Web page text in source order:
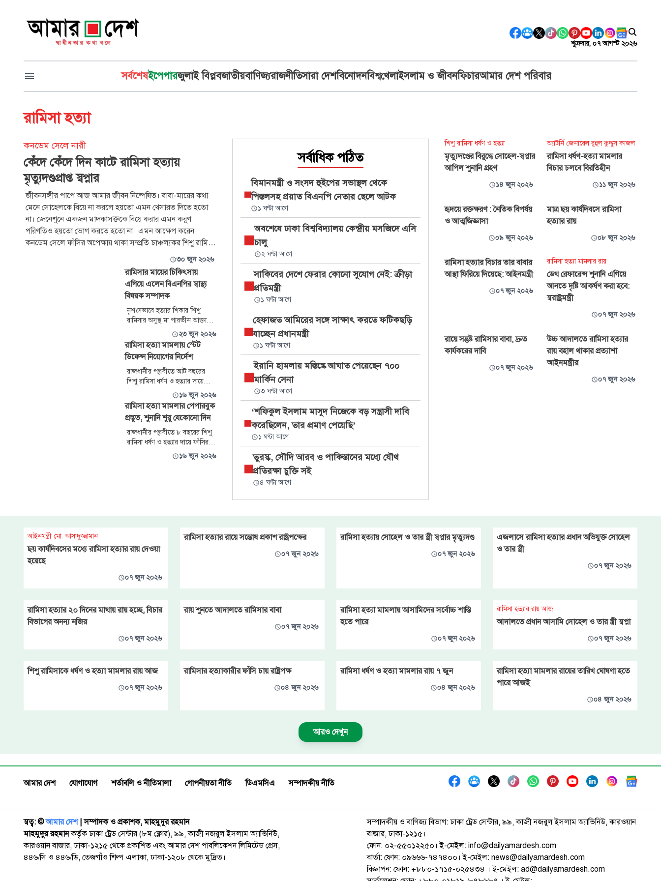
শুক্রবার, ০৭ আগস্ট ২০২৬
সর্বশেষইপেপারজুলাই বিপ্লবজাতীয়বাণিজ্যরাজনীতিসারা দেশবিনোদনবিশ্বখেলাইসলাম ও জীবনফিচারআমার দেশ পরিবার
রামিসা হত্যা
কনডেম সেলে নারী
কেঁদে কেঁদে দিন কাটে রামিসা হত্যায়
মৃত্যুদণ্ডপ্রাপ্ত স্বপ্নার
জীবনসঙ্গীর পাপে আজ আমার জীবন নিষ্পেষিত। বাবা-মায়ের কথা
মেনে সোহেলকে বিয়ে না করলে হয়তো এমন খেসারত দিতে হতো
না। জেনেশুনে একজন মাদকাসক্তকে বিয়ে করার এমন করুণ
পরিণতিও হয়তো ভোগ করতে হতো না। এমন আক্ষেপ করেন
কনডেম সেলে ফাঁসির অপেক্ষায় থাকা সম্প্রতি চাঞ্চল্যকর শিশু রামিসা
৩০ জুন ২০২৬
রামিসার মায়ের চিকিৎসায়
এগিয়ে এলেন বিএনপির স্বাস্থ্য
বিষয়ক সম্পাদক
নৃশংসভাবে হত্যার শিকার শিশু
রামিসার অসুস্থ মা‌ পারভীন আক্তারের
চিকিৎসায় পা‌শে দাঁ‌ড়ি‌য়ে‌ছেন
বিএনপির স্বাস্থ্য‌ বিষয়ক সম্পাদক
অধ্যাপক ডা. রফিকুল ইসলাম।
মঙ্গলবার সকালে রামিসার মা
পারভীন‌কে রাজধানীর একটি
বিশেষায়িত মাল্টিডিসিপ্লিনারি
২৩ জুন ২০২৬
রামিসা হত্যা মামলায় স্টেট
ডিফেন্স নিয়োগের নির্দেশ
রাজধানীর পল্লবীতে আট বছরের
শিশু রামিসা ধর্ষণ ও হত্যার দায়ে
ফাঁসির দণ্ডপ্রাপ্ত আসামি সোহেল রানা
ও স্বপ্না আক্তারের পক্ষে শুনানির জন্য
স্টেট ডিফেন্স নিয়োগের নির্দেশ
দিয়েছে হাইকোর্ট।
১৬ জুন ২০২৬
রামিসা হত্যা মামলার পেপারবুক
প্রস্তুত, শুনানি শুরু যেকোনো দিন
রাজধানীর পল্লবীতে ৮ বছরের শিশু
রামিসা ধর্ষণ ও হত্যার দায়ে ফাঁসির
দণ্ডপ্রাপ্ত আসামি সোহেল রানা ও স্বপ্না
খাতুনের মৃত্যুদণ্ড অনুমোদন ও
১৬ জুন ২০২৬
সর্বাধিক পঠিত
বিমানমন্ত্রী ও সংসদ হুইপের সভাস্থল থেকে
পিস্তলসহ প্রয়াত বিএনপি নেতার ছেলে আটক
১ ঘণ্টা আগে
অবশেষে ঢাকা বিশ্ববিদ্যালয় কেন্দ্রীয় মসজিদে এসি
চালু
২ ঘণ্টা আগে
সাকিবের দেশে ফেরার কোনো সুযোগ নেই: ক্রীড়া
প্রতিমন্ত্রী
১ ঘণ্টা আগে
হেফাজত আমিরের সঙ্গে সাক্ষাৎ করতে ফটিকছড়ি
যাচ্ছেন প্রধানমন্ত্রী
১ ঘণ্টা আগে
ইরানি হামলায় মস্তিষ্কে আঘাত পেয়েছেন ৭০০
মার্কিন সেনা
৩ ঘণ্টা আগে
‘শফিকুল ইসলাম মাসুদ নিজেকে বড় সন্ত্রাসী দাবি
করেছিলেন, তার প্রমাণ পেয়েছি’
১ ঘণ্টা আগে
তুরস্ক, সৌদি আরব ও পাকিস্তানের মধ্যে যৌথ
প্রতিরক্ষা চুক্তি সই
৪ ঘণ্টা আগে
শিশু রামিসা ধর্ষণ ও হত্যা
মৃত্যুদণ্ডের বিরুদ্ধে সোহেল-স্বপ্নার
আপিল শুনানি গ্রহণ
১৪ জুন ২০২৬
অ্যাটর্নি জেনারেল রুহুল কুদ্দুস কাজল
রামিসা ধর্ষণ-হত্যা মামলার
বিচার চলবে বিরতিহীন
১১ জুন ২০২৬
হৃদয়ে রক্তক্ষরণ : নৈতিক বিপর্যয়
ও আত্মজিজ্ঞাসা
০৯ জুন ২০২৬
মাত্র ছয় কার্যদিবসে রামিসা
হত্যার রায়
০৮ জুন ২০২৬
রামিসা হত্যার বিচার তার বাবার
আস্থা ফিরিয়ে দিয়েছে: আইনমন্ত্রী
০৭ জুন ২০২৬
রামিসা হত্যা মামলার রায়
ডেথ রেফারেন্স শুনানি এগিয়ে
আনতে দৃষ্টি আকর্ষণ করা হবে:
স্বরাষ্ট্রমন্ত্রী
০৭ জুন ২০২৬
রায়ে সন্তুষ্ট রামিসার বাবা, দ্রুত
কার্যকরের দাবি
০৭ জুন ২০২৬
উচ্চ আদালতে রামিসা হত্যার
রায় বহাল থাকার প্রত্যাশা
আইনমন্ত্রীর
০৭ জুন ২০২৬
আইনমন্ত্রী মো. আসাদুজ্জামান
ছয় কার্যদিবসের মধ্যে রামিসা হত্যার রায় দেওয়া
হয়েছে
০৭ জুন ২০২৬
রামিসা হত্যার রায়ে সন্তোষ প্রকাশ রাষ্ট্রপক্ষের
০৭ জুন ২০২৬
রামিসা হত্যায় সোহেল ও তার স্ত্রী স্বপ্নার মৃত্যুদণ্ড
০৭ জুন ২০২৬
এজলাসে রামিসা হত্যার প্রধান অভিযুক্ত সোহেল
ও তার স্ত্রী
০৭ জুন ২০২৬
রামিসা হত্যার ২০ দিনের মাথায় রায় হচ্ছে, বিচার
বিভাগের অনন্য নজির
০৭ জুন ২০২৬
রায় শুনতে আদালতে রামিসার বাবা
০৭ জুন ২০২৬
রামিসা হত্যা মামলায় আসামিদের সর্বোচ্চ শাস্তি
হতে পারে
০৭ জুন ২০২৬
রামিসা হত্যার রায় আজ
আদালতে প্রধান আসামি সোহেল ও তার স্ত্রী স্বপ্না
০৭ জুন ২০২৬
শিশু রামিসাকে ধর্ষণ ও হত্যা মামলার রায় আজ
০৭ জুন ২০২৬
রামিসার হত্যাকারীর ফাঁসি চায় রাষ্ট্রপক্ষ
০৪ জুন ২০২৬
রামিসা ধর্ষণ ও হত্যা মামলার রায় ৭ জুন
০৪ জুন ২০২৬
রামিসা হত্যা মামলার রায়ের তারিখ ঘোষণা হতে
পারে আজই
০৪ জুন ২০২৬
আরও দেখুন
আমার দেশ যোগাযোগ শর্তাবলি ও নীতিমালা গোপনীয়তা নীতি ডিএমসিএ সম্পাদকীয় নীতি
স্বত্ব: ©️আমার দেশ| সম্পাদক ও প্রকাশক, মাহমুদুর রহমান
মাহমুদুর রহমানকর্তৃক ঢাকা ট্রেড সেন্টার (৮ম ফ্লোর), ৯৯, কাজী নজরুল ইসলাম অ্যাভিনিউ,
কারওয়ান বাজার, ঢাকা-১২১৫ থেকে প্রকাশিত এবং আমার দেশ পাবলিকেশন লিমিটেড প্রেস,
৪৪৬/সি ও ৪৪৬/ডি, তেজগাঁও শিল্প এলাকা, ঢাকা-১২০৮ থেকে মুদ্রিত।
সম্পাদকীয় ও বাণিজ্য বিভাগ: ঢাকা ট্রেড সেন্টার, ৯৯, কাজী নজরুল ইসলাম অ্যাভিনিউ, কারওয়ান
বাজার, ঢাকা-১২১৫।
ফোন: ০২-৫৫০১২২৫০। ই-মেইল: info@dailyamardesh.com
বার্তা: ফোন: ০৯৬৬৬-৭৪৭৪০০। ই-মেইল: news@dailyamardesh.com
বিজ্ঞাপন: ফোন: +৮৮০-১৭১৫-০২৫৪৩৪ । ই-মেইল: ad@dailyamardesh.com